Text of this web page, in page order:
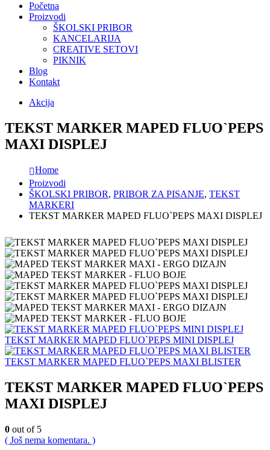
Početna
Proizvodi
ŠKOLSKI PRIBOR
KANCELARIJA
CREATIVE SETOVI
PIKNIK
Blog
Kontakt
Akcija
TEKST MARKER MAPED FLUO`PEPS
MAXI DISPLEJ
Home
Proizvodi
ŠKOLSKI PRIBOR, PRIBOR ZA PISANJE, TEKST
MARKERI
TEKST MARKER MAPED FLUO`PEPS MAXI DISPLEJ
TEKST MARKER MAPED FLUO`PEPS MINI DISPLEJ
TEKST MARKER MAPED FLUO`PEPS MAXI BLISTER
TEKST MARKER MAPED FLUO`PEPS
MAXI DISPLEJ
0 out of 5
( Još nema komentara. )